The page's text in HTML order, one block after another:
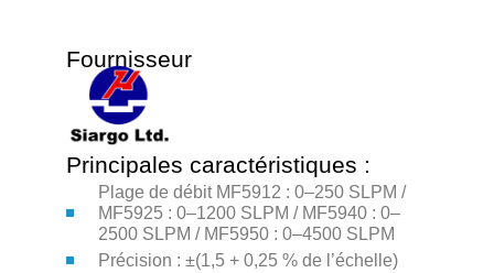
Fournisseur
Principales caractéristiques :
Plage de débit MF5912 : 0–250 SLPM /
MF5925 : 0–1200 SLPM / MF5940 : 0–
2500 SLPM / MF5950 : 0–4500 SLPM
Précision : ±(1,5 + 0,25 % de l’échelle)